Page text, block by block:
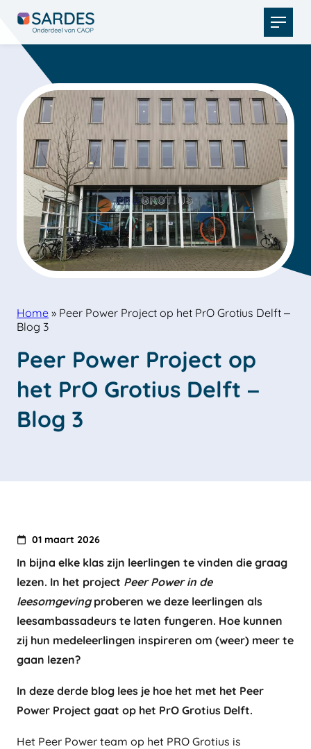
Open
menu
Home » Peer Power Project op het PrO Grotius Delft –
Blog 3
Peer Power Project op
het PrO Grotius Delft –
Blog 3
01 maart 2026
In bijna elke klas zijn leerlingen te vinden die graag
lezen. In het project Peer Power in de
leesomgevingproberen we deze leerlingen als
leesambassadeurs te laten fungeren. Hoe kunnen
zij hun medeleerlingen inspireren om (weer) meer te
gaan lezen?
In deze derde blog lees je hoe het met het Peer
Power Project gaat op het PrO Grotius Delft.
Het Peer Power team op het PRO Grotius is